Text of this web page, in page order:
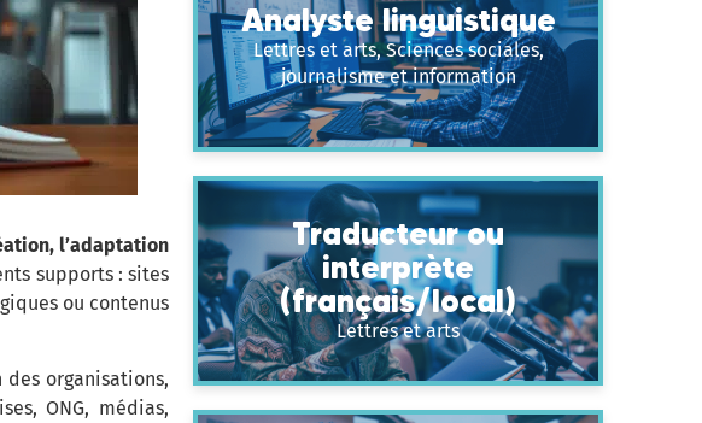
l’adaptation
supports : sites
ou contenus
organisations,
ONG, médias,
Analyste linguistique
Lettres et arts, Sciences sociales,
journalisme et information
Traducteur ou
interprète
(français/local)
Lettres et arts